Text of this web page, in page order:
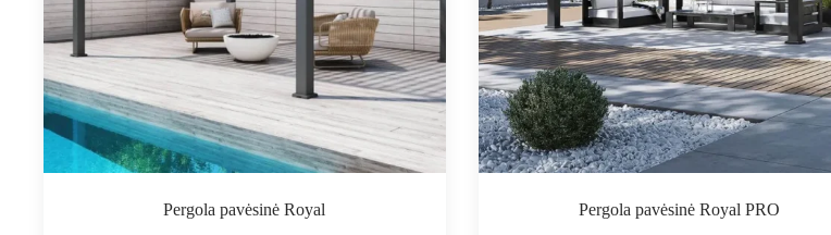
Pergola pavėsinė Royal Pergola pavėsinė Royal PRO